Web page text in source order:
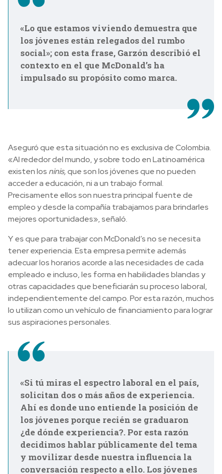
«Lo que estamos viviendo demuestra que
los jóvenes están relegados del rumbo
social»; con esta frase, Garzón describió el
contexto en el que McDonald’s ha
impulsado su propósito como marca.
Aseguró que esta situación no es exclusiva de Colombia.
«Al rededor del mundo, y sobre todo en Latinoamérica
existen los ninis,que son los jóvenes que no pueden
acceder a educación, ni a un trabajo formal.
Precisamente ellos son nuestra principal fuente de
empleo y desde la compañía trabajamos para brindarles
mejores oportunidades», señaló.
Y es que para trabajar con McDonald’s no se necesita
tener experiencia. Esta empresa permite además
adecuar los horarios acorde a las necesidades de cada
empleado e incluso, les forma en habilidades blandas y
otras capacidades que beneficiarán su proceso laboral,
independientemente del campo. Por esta razón, muchos
lo utilizan como un vehículo de financiamiento para lograr
sus aspiraciones personales.
«Si tú miras el espectro laboral en el país,
solicitan dos o más años de experiencia.
Ahí es donde uno entiende la posición de
los jóvenes porque recién se graduaron
¿de dónde experiencia?. Por esta razón
decidimos hablar públicamente del tema
y movilizar desde nuestra influencia la
conversación respecto a ello. Los jóvenes